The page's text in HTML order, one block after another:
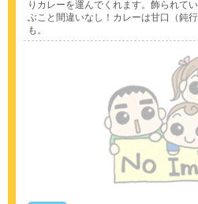
りカレーを運んでくれます。飾られて
ぶこと間違いなし！カレーは甘口（鈍
も。